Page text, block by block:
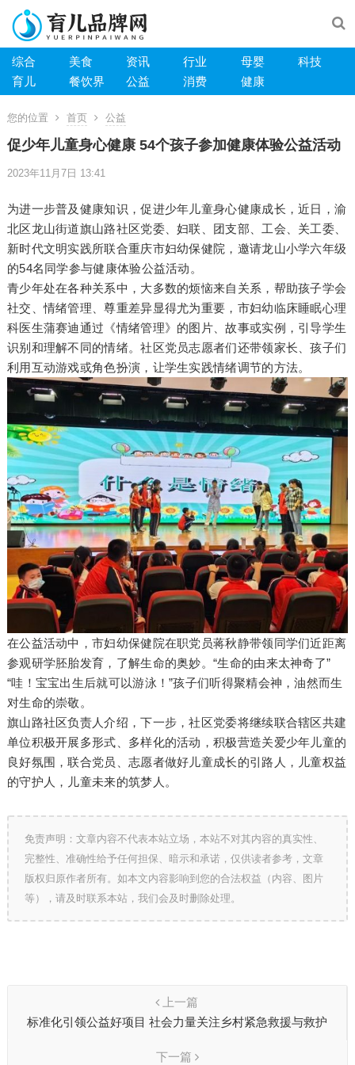
综合 美食 资讯 行业 母婴
科技
育儿
餐饮界 公益 消费 健康
您的位置 首页 公益
促少年儿童身心健康 54个孩子参加健康体验公益活动
2023年11月7日 13:41
为进一步普及健康知识，促进少年儿童身心健康成长，近日，渝
北区龙山街道旗山路社区党委、妇联、团支部、工会、关工委、
新时代文明实践所联合重庆市妇幼保健院，邀请龙山小学六年级
的54名同学参与健康体验公益活动。
青少年处在各种关系中，大多数的烦恼来自关系，帮助孩子学会
社交、情绪管理、尊重差异显得尤为重要，市妇幼临床睡眠心理
科医生蒲赛迪通过《情绪管理》的图片、故事或实例，引导学生
识别和理解不同的情绪。社区党员志愿者们还带领家长、孩子们
利用互动游戏或角色扮演，让学生实践情绪调节的方法。
在公益活动中，市妇幼保健院在职党员蒋秋静带领同学们近距离
参观研学胚胎发育，了解生命的奥妙。“生命的由来太神奇了”
“哇！宝宝出生后就可以游泳！”孩子们听得聚精会神，油然而生
对生命的崇敬。
旗山路社区负责人介绍，下一步，社区党委将继续联合辖区共建
单位积极开展多形式、多样化的活动，积极营造关爱少年儿童的
良好氛围，联合党员、志愿者做好儿童成长的引路人，儿童权益
的守护人，儿童未来的筑梦人。
免责声明：文章内容不代表本站立场，本站不对其内容的真实性、
完整性、准确性给予任何担保、暗示和承诺，仅供读者参考，文章
版权归原作者所有。如本文内容影响到您的合法权益（内容、图片
等），请及时联系本站，我们会及时删除处理。
上一篇
标准化引领公益好项目 社会力量关注乡村紧急救援与救护
下一篇